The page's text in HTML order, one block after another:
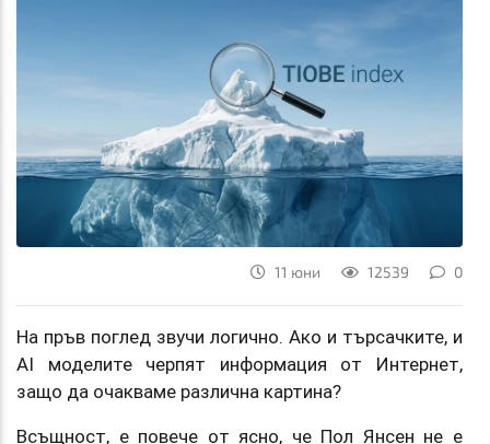
11 юни 12539 0
На пръв поглед звучи логично. Ако и търсачките, и
AI моделите черпят информация от Интернет,
защо да очакваме различна картина?
Всъщност, е повече от ясно, че Пол Янсен не е